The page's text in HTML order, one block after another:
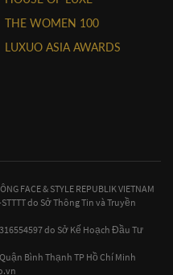
THE WOMEN 100
LUXUO ASIA AWARDS
FACE & STYLE REPUBLIK VIETNAM
do Sở Thông Tin và Truyền
do Sở Kế Hoạch Đầu Tư
Bình Thạnh TP Hồ Chí Minh